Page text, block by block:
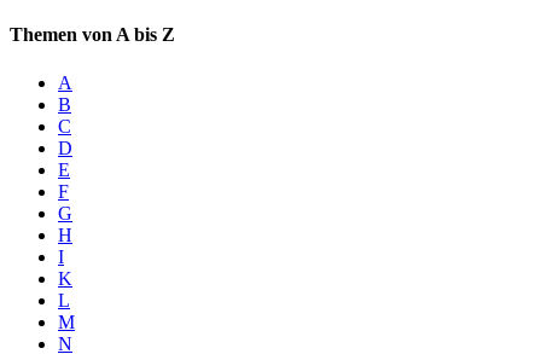
Themen von A bis Z
A
B
C
D
E
F
G
H
I
K
L
M
N